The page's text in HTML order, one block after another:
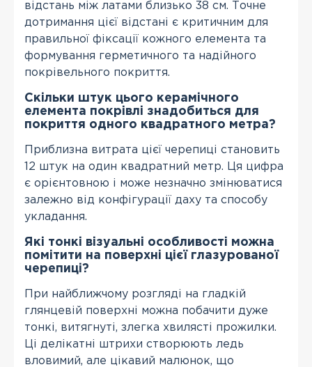
відстань між латами близько 38 см. Точне
дотримання цієї відстані є критичним для
правильної фіксації кожного елемента та
формування герметичного та надійного
покрівельного покриття.
Скільки штук цього керамічного
елемента покрівлі знадобиться для
покриття одного квадратного метра?
Приблизна витрата цієї черепиці становить
12 штук на один квадратний метр. Ця цифра
є орієнтовною і може незначно змінюватися
залежно від конфігурації даху та способу
укладання.
Які тонкі візуальні особливості можна
помітити на поверхні цієї глазурованої
черепиці?
При найближчому розгляді на гладкій
глянцевій поверхні можна побачити дуже
тонкі, витягнуті, злегка хвилясті прожилки.
Ці делікатні штрихи створюють ледь
вловимий, але цікавий малюнок, що